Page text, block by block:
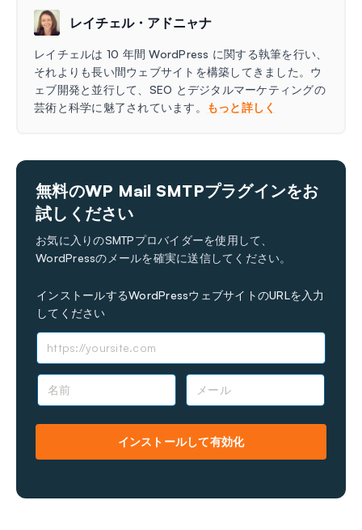
レイチェル・アドニャナ
レイチェルは 10 年間 WordPress に関する執筆を行い、
それよりも長い間ウェブサイトを構築してきました。ウ
ェブ開発と並行して、SEO とデジタルマーケティングの
芸術と科学に魅了されています。
もっと詳しく
無料のWP Mail SMTPプラグインをお
試しください
お気に入りのSMTPプロバイダーを使用して、
WordPressのメールを確実に送信してください。
インストールするWordPressウェブサイトのURLを入力
してください
名
メ
*
インストールして有効化